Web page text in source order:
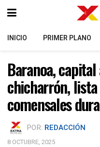
INICIO PRIMER PLANO
Baranoa,
chicharrón,
comensales
POR: REDACCIÓN
8 OCTUBRE, 2025